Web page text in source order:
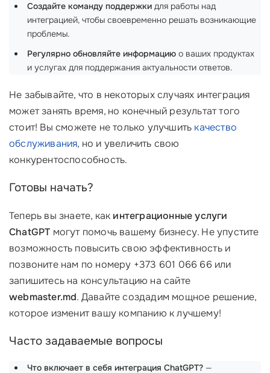
Создайте команду поддержки для работы над
интеграцией, чтобы своевременно решать возникающие
проблемы.
Регулярно обновляйте информацию о ваших продуктах
и услугах для поддержания актуальности ответов.
Не забывайте, что в некоторых случаях интеграция
может занять время, но конечный результат того
стоит! Вы сможете не только улучшить качество
обслуживания, но и увеличить свою
конкурентоспособность.
Готовы начать?
Теперь вы знаете, как интеграционные услуги
ChatGPT могут помочь вашему бизнесу. Не упустите
возможность повысить свою эффективность и
позвоните нам по номеру +373 601 066 66 или
запишитесь на консультацию на сайте
webmaster.md. Давайте создадим мощное решение,
которое изменит вашу компанию к лучшему!
Часто задаваемые вопросы
Что включает в себя интеграция ChatGPT? —